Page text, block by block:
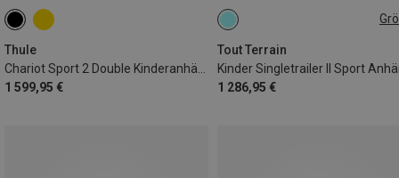
Thule
1 599,95 €
Tout Terrain
1 286,95 €
24"